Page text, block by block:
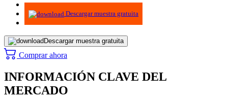
Infografías
Descargar muestra gratuita
Descargar muestra gratuita
Comprar ahora
INFORMACIÓN CLAVE DEL
MERCADO